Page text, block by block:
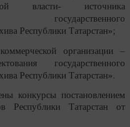
власти- источника
государственного
Республики Татарстан»;
организации –
государственного
Республики Татарстан».
конкурсы постановлением
Республики Татарстан от